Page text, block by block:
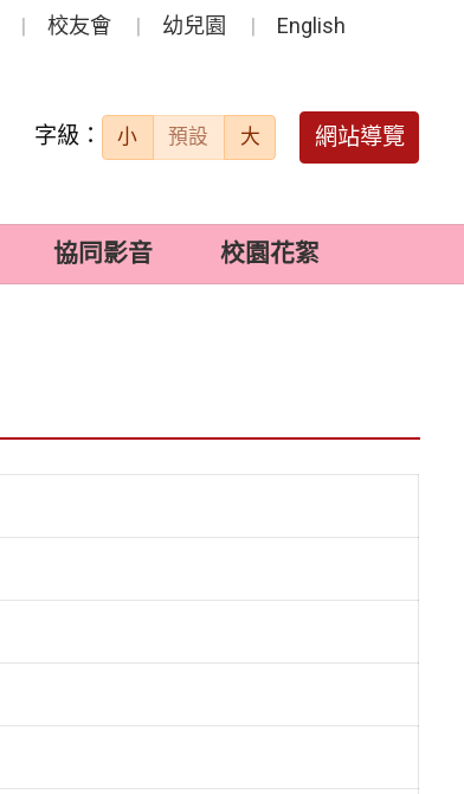
校友會 幼兒園 English
字級： 小 預設 大 網站導覽
協同影音 校園花絮